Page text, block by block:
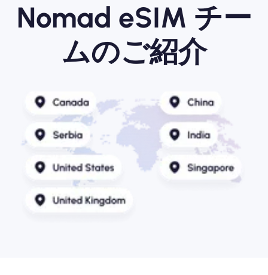
Nomad eSIM チー
ムのご紹介